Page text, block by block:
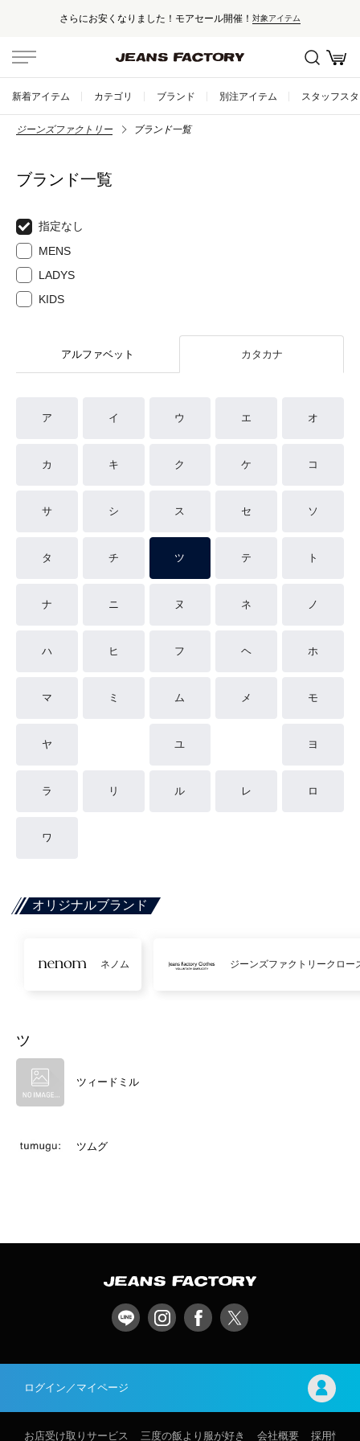
さらにお安くなりました！モアセール開催！ 対象アイテム
新着アイテム カテゴリ ブランド 別注アイテム スタッフス
ジーンズファクトリー ブランド一覧
ブランド一覧
指定なし
MENS
LADYS
KIDS
アルファベット カタカナ
ア イ ウ エ オ
カ キ ク ケ コ
サ シ ス セ ソ
タ チ ツ テ ト
ナ ニ ヌ ネ ノ
ハ ヒ フ ヘ ホ
マ ミ ム メ モ
ヤ ユ ヨ
ラ リ ル レ ロ
ワ
オリジナルブランド
ネノム ジーンズファクトリークロー
ツ
ツィードミル
ツムグ
ログイン／マイページ
お店受け取りサービス 三度の飯より服が好き 会社概要 採用情報